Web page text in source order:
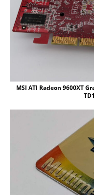
MSI ATI Radeon 9600XT